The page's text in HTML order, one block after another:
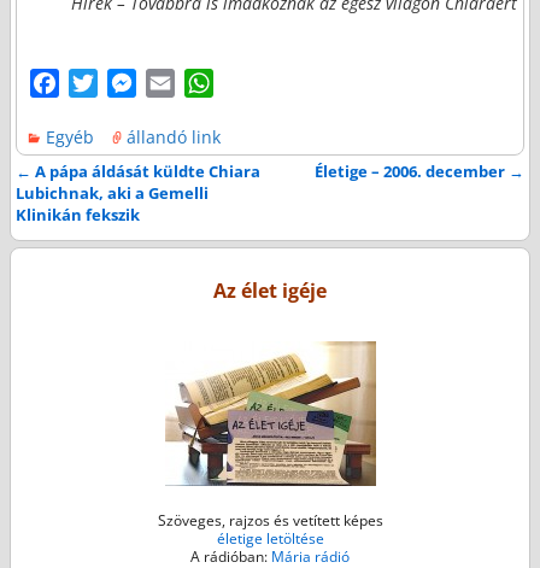
c
e
b
o
o
t
t
e
r
M
s
s
e
n
g
a
i
l
a
t
p
p
Egyéb állandó link
Bejegyzés navigáció
← A pápa áldását küldte Chiara
Lubichnak, aki a Gemelli
Klinikán fekszik
Életige – 2006. december →
Az élet igéje
Szöveges, rajzos és vetített képes
életige letöltése
A rádióban: Mária rádió